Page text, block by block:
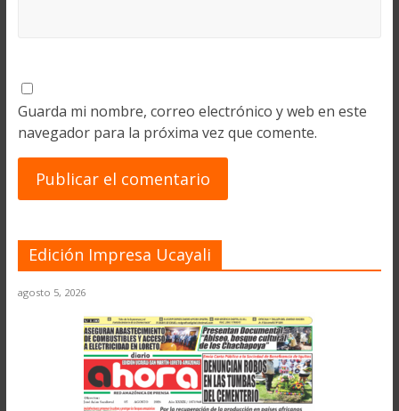
Guarda mi nombre, correo electrónico y web en este
navegador para la próxima vez que comente.
Edición Impresa Ucayali
agosto 5, 2026